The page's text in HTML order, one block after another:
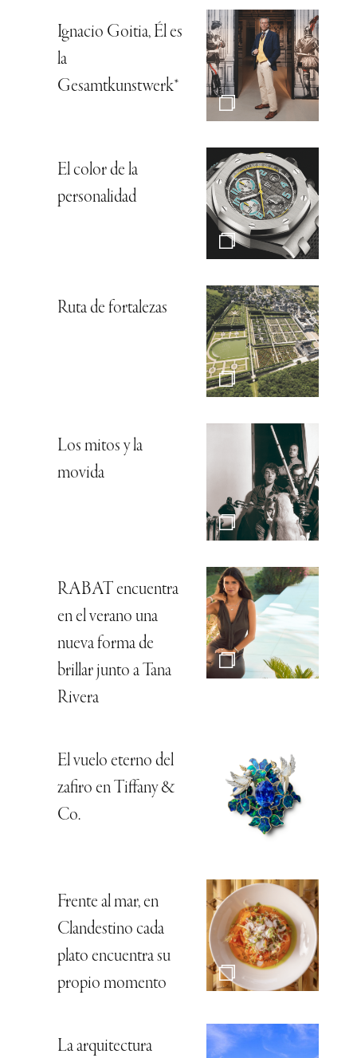
Ignacio Goitia, Él es
la
Gesamtkunstwerk*
El color de la
personalidad
Ruta de fortalezas
Los mitos y la
movida
RABAT encuentra
en el verano una
nueva forma de
brillar junto a Tana
Rivera
El vuelo eterno del
zafiro en Tiffany &
Co.
Frente al mar, en
Clandestino cada
plato encuentra su
propio momento
La arquitectura